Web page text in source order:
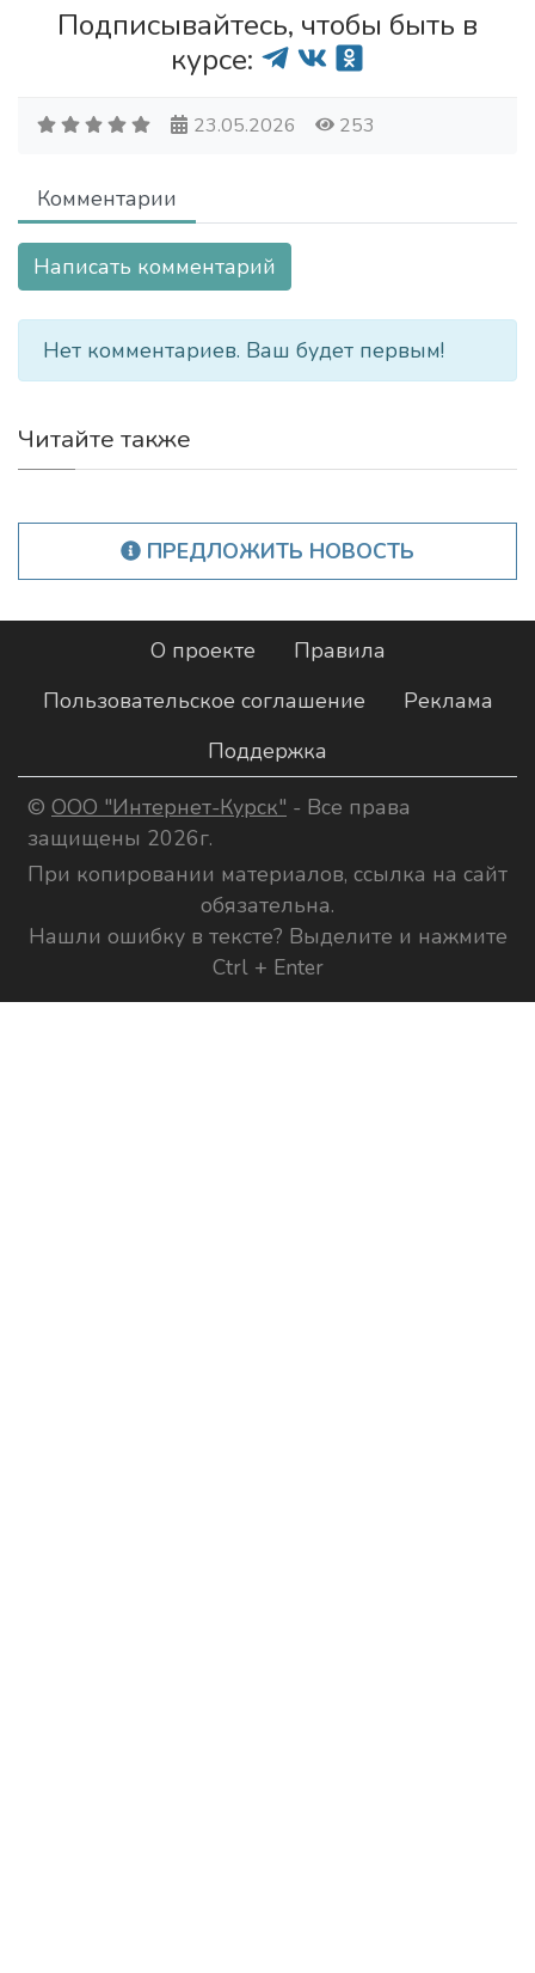
Подписывайтесь, чтобы быть в
курсе:
23.05.2026 253
Комментарии
Написать комментарий
Нет комментариев. Ваш будет первым!
Читайте также
ПРЕДЛОЖИТЬ НОВОСТЬ
О проекте
Правила
Пользовательское соглашение
Реклама
Поддержка
© ООО "Интернет-Курск" - Все права
защищены 2026г.
При копировании материалов, ссылка на сайт
обязательна.
Нашли ошибку в тексте? Выделите и нажмите
Ctrl + Enter